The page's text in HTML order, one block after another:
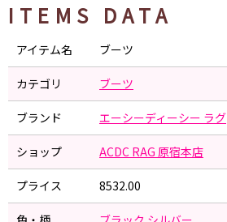
ITEMS DATA
アイテム名 ブーツ
カテゴリ ブーツ
ブランド エーシーディーシー ラグ
ショップ ACDC RAG 原宿本店
プライス 8532.00